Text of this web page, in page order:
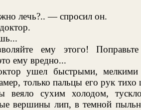
лечь?.. — спросил он.
ему этого!
ему вредно...
ушел быстрыми,
только пальцы его рук
веяло сухим холодом,
вершины лип, в темной